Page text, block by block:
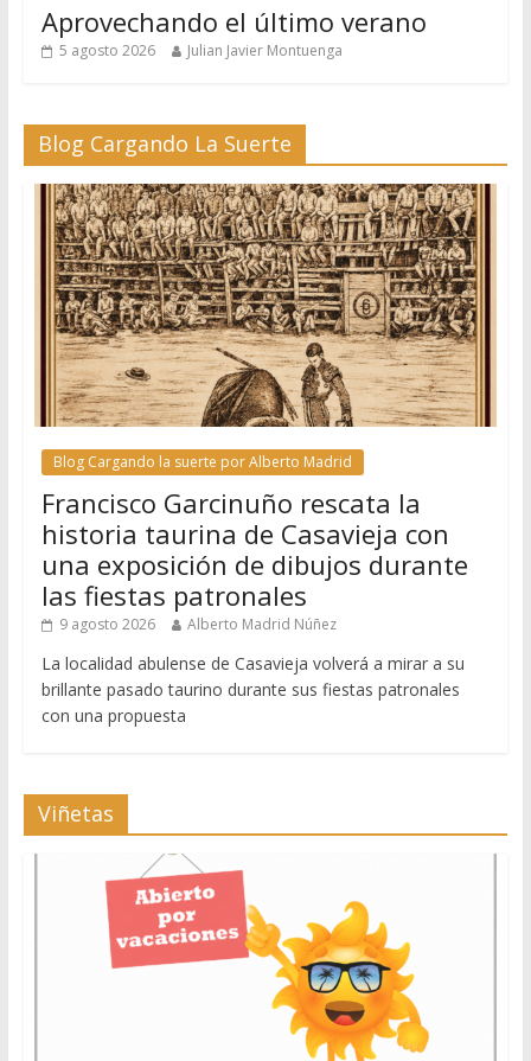
Aprovechando el último verano
5 agosto 2026 Julian Javier Montuenga
Blog Cargando La Suerte
Blog Cargando la suerte por Alberto Madrid
Francisco Garcinuño rescata la
historia taurina de Casavieja con
una exposición de dibujos durante
las fiestas patronales
9 agosto 2026 Alberto Madrid Núñez
La localidad abulense de Casavieja volverá a mirar a su
brillante pasado taurino durante sus fiestas patronales
con una propuesta
Viñetas